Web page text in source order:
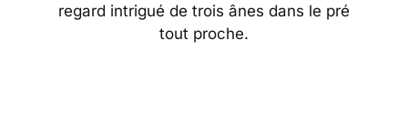
regard intrigué de trois ânes dans le pré
tout proche.